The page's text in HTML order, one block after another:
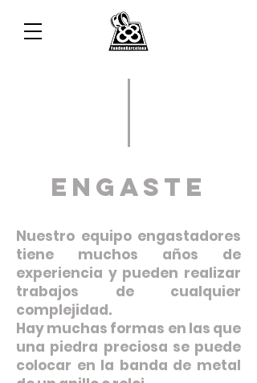
ENGASTE
Nuestro equipo engastadores
tiene muchos años de
experiencia y pueden realizar
trabajos de cualquier
complejidad.
Hay muchas formas en las que
una piedra preciosa se puede
colocar en la banda de metal